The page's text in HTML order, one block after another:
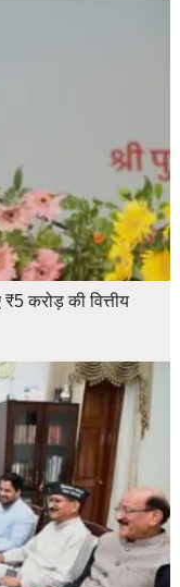
करोड़ की वित्तीय